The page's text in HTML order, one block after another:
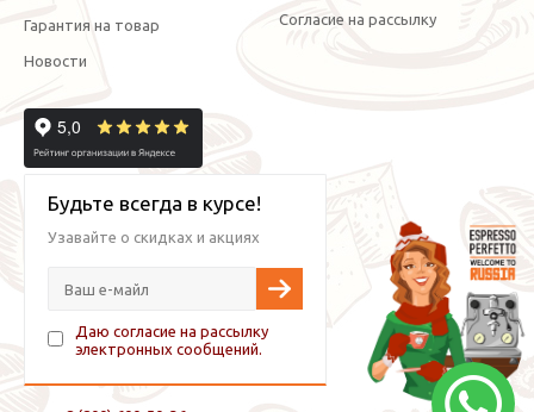
Гарантия на товар
Новости
Согласие на рассылку
Будьте всегда в курсе!
Узавайте о скидках и акциях
Даю согласие на рассылку
электронных сообщений.